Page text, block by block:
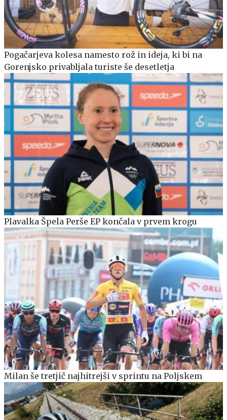
Pogačarjeva kolesa namesto rož in ideja, ki bi na
Gorenjsko privabljala turiste še desetletja
Plavalka Špela Perše EP končala v prvem krogu
Milan še tretjič najhitrejši v sprintu na Poljskem